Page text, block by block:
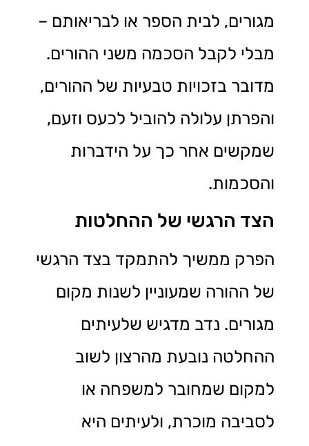
מגורים, לבית הספר או לבריאותם –
מבלי לקבל הסכמה משני ההורים.
מדובר בזכויות טבעיות של ההורים,
והפרתן עלולה להוביל לכעס וזעם,
שמקשים אחר כך על הידברות
והסכמות.
הצד הרגשי של ההחלטות
הפרק ממשיך להתמקד בצד הרגשי
של ההורה שמעוניין לשנות מקום
מגורים. נדב מדגיש שלעיתים
ההחלטה נובעת מהרצון לשוב
למקום שמחובר למשפחה או
לסביבה מוכרת, ולעיתים היא